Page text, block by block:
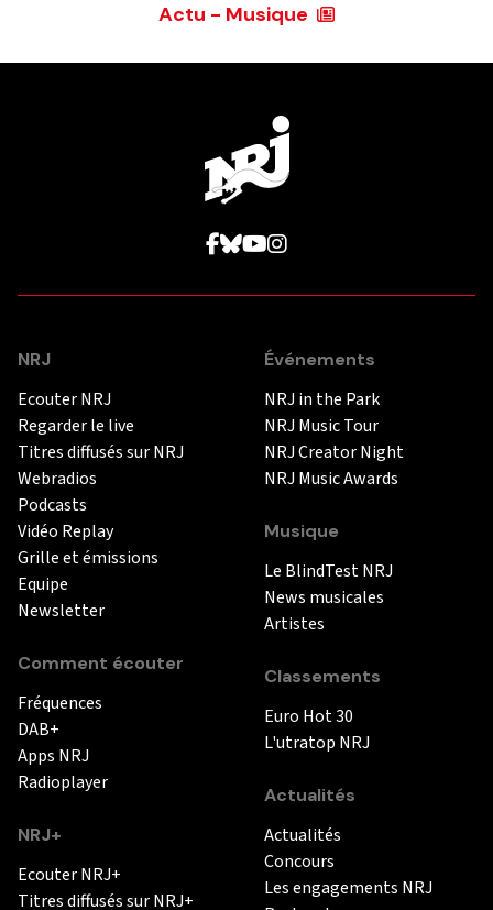
Actu - Musique
NRJ
Ecouter NRJ
Regarder le live
Titres diffusés sur NRJ
Webradios
Podcasts
Vidéo Replay
Grille et émissions
Equipe
Newsletter
Comment écouter
Fréquences
DAB+
Apps NRJ
Radioplayer
NRJ+
Ecouter NRJ+
Titres diffusés sur NRJ+
Événements
NRJ in the Park
NRJ Music Tour
NRJ Creator Night
NRJ Music Awards
Musique
Le BlindTest NRJ
News musicales
Artistes
Classements
Euro Hot 30
L'utratop NRJ
Actualités
Actualités
Concours
Les engagements NRJ